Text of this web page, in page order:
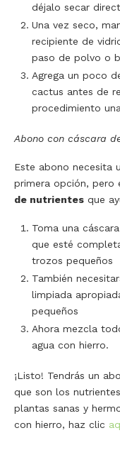
déjalo secar
Una vez seco,
recipiente de
paso de polvo o
Agrega un poco
cactus antes de
procedimiento
Abono con cáscara
Este abono necesita
primera opción, pero
de nutrientes que
Toma una
que esté
trozos pequeños
También
limpiada
pequeños
Ahora mezcla
agua con hierro.
¡Listo! Tendrás un
que son los
plantas sanas y
con hierro, haz clic